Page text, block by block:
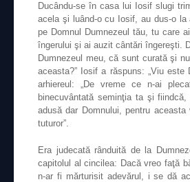
Ducându-se în casa lui Iosif slugi
acela şi luând-o cu Iosif, au dus-o la
pe Domnul Dumnezeul tău, tu care
îngerului şi ai auzit cântări îngereşti.
Dumnezeul meu, că sunt curată şi
aceasta?” Iosif a răspuns: „Viu
arhiereul: „De vreme ce n-ai
binecuvântată seminţia ta şi
adusă dar Domnului, pentru
tuturor”.
Era judecată rânduită de la
capitolul al cincilea: Dacă vreo faţă
n-ar fi mărturisit adevărul, i se dă